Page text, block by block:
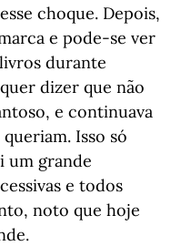
choque. Depois,
e pode-se ver
durante
dizer que não
e continuava
Isso só
um grande
e todos
noto que hoje